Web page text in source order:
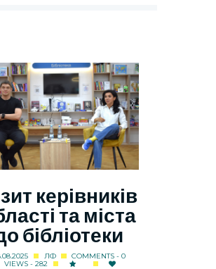
керівників
та міста
бібліотеки
ЛФ
COMMENTS - 0
VIEWS - 282